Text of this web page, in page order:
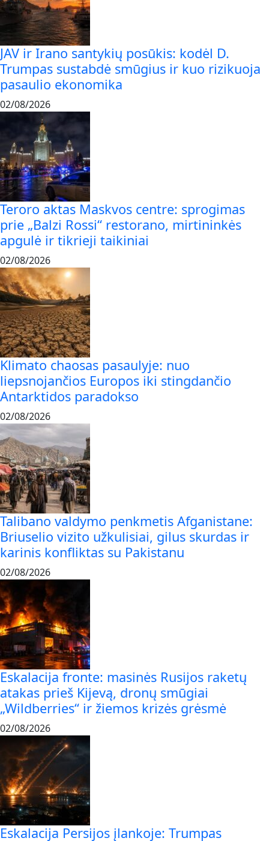
JAV ir Irano santykių posūkis: kodėl D.
Trumpas sustabdė smūgius ir kuo rizikuoja
pasaulio ekonomika
02/08/2026
Teroro aktas Maskvos centre: sprogimas
prie „Balzi Rossi“ restorano, mirtininkės
apgulė ir tikrieji taikiniai
02/08/2026
Klimato chaosas pasaulyje: nuo
liepsnojančios Europos iki stingdančio
Antarktidos paradokso
02/08/2026
Talibano valdymo penkmetis Afganistane:
Briuselio vizito užkulisiai, gilus skurdas ir
karinis konfliktas su Pakistanu
02/08/2026
Eskalacija fronte: masinės Rusijos raketų
atakas prieš Kijevą, dronų smūgiai
„Wildberries“ ir žiemos krizės grėsmė
02/08/2026
Eskalacija Persijos įlankoje: Trumpas